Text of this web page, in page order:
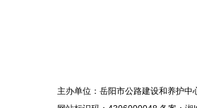
主办单位：岳阳市公路建设和养护中